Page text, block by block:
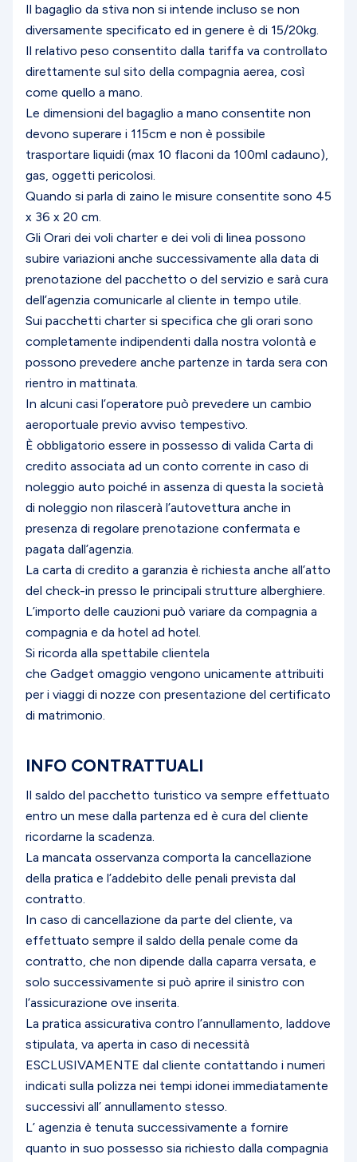
Il bagaglio da stiva non si intende incluso se non
diversamente specificato ed in genere è di 15/20kg.
Il relativo peso consentito dalla tariffa va controllato
direttamente sul sito della compagnia aerea, così
come quello a mano.
Le dimensioni del bagaglio a mano consentite non
devono superare i 115cm e non è possibile
trasportare liquidi (max 10 flaconi da 100ml cadauno),
gas, oggetti pericolosi.
Quando si parla di zaino le misure consentite sono 45
x 36 x 20 cm.
Gli Orari dei voli charter e dei voli di linea possono
subire variazioni anche successivamente alla data di
prenotazione del pacchetto o del servizio e sarà cura
dell’agenzia comunicarle al cliente in tempo utile.
Sui pacchetti charter si specifica che gli orari sono
completamente indipendenti dalla nostra volontà e
possono prevedere anche partenze in tarda sera con
rientro in mattinata.
In alcuni casi l’operatore può prevedere un cambio
aeroportuale previo avviso tempestivo.
È obbligatorio essere in possesso di valida Carta di
credito associata ad un conto corrente in caso di
noleggio auto poiché in assenza di questa la società
di noleggio non rilascerà l’autovettura anche in
presenza di regolare prenotazione confermata e
pagata dall’agenzia.
La carta di credito a garanzia è richiesta anche all’atto
del check-in presso le principali strutture alberghiere.
L’importo delle cauzioni può variare da compagnia a
compagnia e da hotel ad hotel.
Si ricorda alla spettabile clientela
che Gadget omaggio vengono unicamente attribuiti
per i viaggi di nozze con presentazione del certificato
di matrimonio.
INFO CONTRATTUALI
Il saldo del pacchetto turistico va sempre effettuato
entro un mese dalla partenza ed è cura del cliente
ricordarne la scadenza.
La mancata osservanza comporta la cancellazione
della pratica e l’addebito delle penali prevista dal
contratto.
In caso di cancellazione da parte del cliente, va
effettuato sempre il saldo della penale come da
contratto, che non dipende dalla caparra versata, e
solo successivamente si può aprire il sinistro con
l’assicurazione ove inserita.
La pratica assicurativa contro l’annullamento, laddove
stipulata, va aperta in caso di necessità
ESCLUSIVAMENTE dal cliente contattando i numeri
indicati sulla polizza nei tempi idonei immediatamente
successivi all’ annullamento stesso.
L’ agenzia è tenuta successivamente a fornire
quanto in suo possesso sia richiesto dalla compagnia